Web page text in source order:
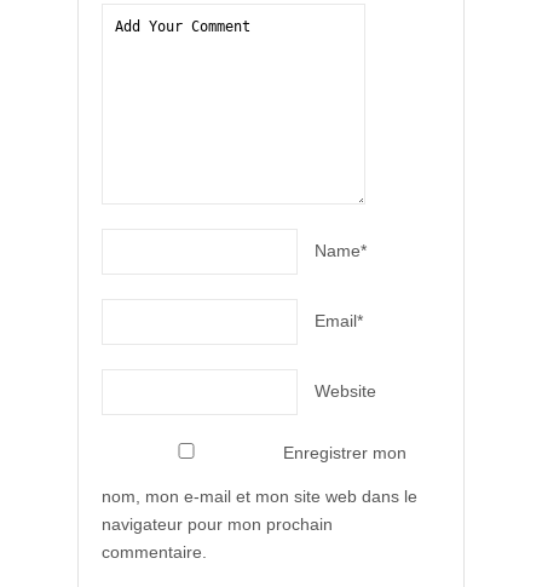
Name*
Email*
Website
Enregistrer mon
nom, mon e-mail et mon site web dans le
navigateur pour mon prochain
commentaire.